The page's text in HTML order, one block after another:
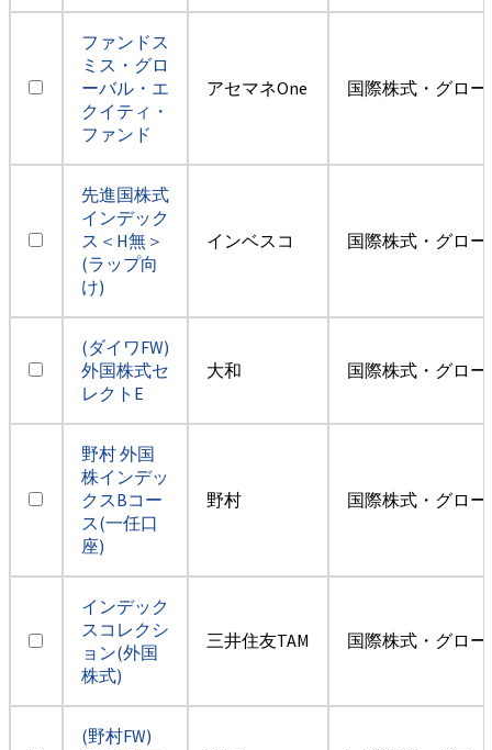
ファンドス
ミス・グロ
ーバル・エ
クイティ・
ファンド
アセマネOne 国際株式・グロ
先進国株式
インデック
ス＜H無＞
(ラップ向
け)
インベスコ 国際株式・グロ
(ダイワFW)
外国株式セ
レクトE
大和 国際株式・グロ
野村 外国
株インデッ
クスBコー
ス(一任口
座)
野村 国際株式・グロ
インデック
スコレクシ
ョン(外国
株式)
三井住友TAM 国際株式・グロ
(野村FW)